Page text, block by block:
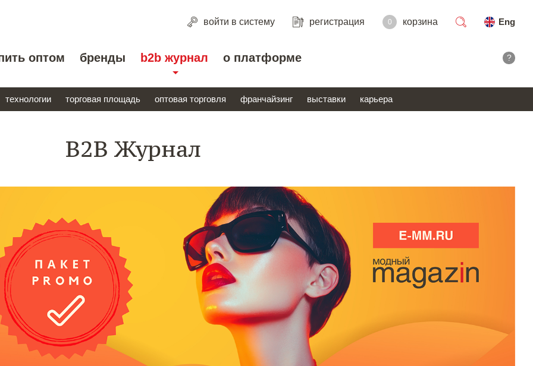
войти в систему регистрация 0 корзина
Eng
оптом бренды b2b журнал о платформе ?
технологии торговая площадь оптовая торговля франчайзинг выставки карьера
B2B Журнал